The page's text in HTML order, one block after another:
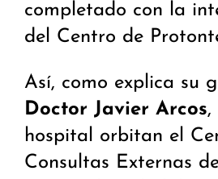
completado con la
del Centro de
Así, como explica su
Doctor Javier Arcos,
hospital orbitan el
Consultas Externas